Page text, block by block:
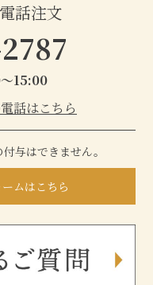
話注文
15:00
話はこちら
与はできません。
ムはこちら